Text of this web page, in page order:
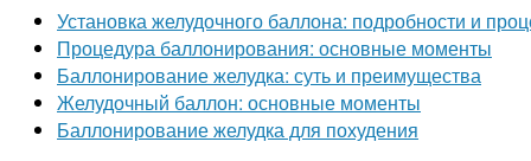
Установка желудочного баллона: подробности и
Процедура баллонирования: основные моменты
Баллонирование желудка: суть и преимущества
Желудочный баллон: основные моменты
Баллонирование желудка для похудения